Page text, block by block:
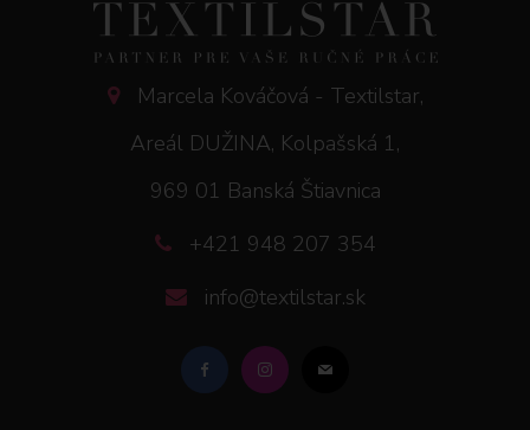
Marcela Kováčová - Textilstar,
Areál DUŽINA, Kolpašská 1,
969 01 Banská Štiavnica
+421 948 207 354
info@textilstar.sk